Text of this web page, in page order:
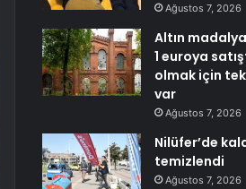
Ağustos 7, 2026
Altın
1 euroya
olmak için
var
Ağustos 7, 2026
Nilüfer’de
temizlendi
Ağustos 7, 2026